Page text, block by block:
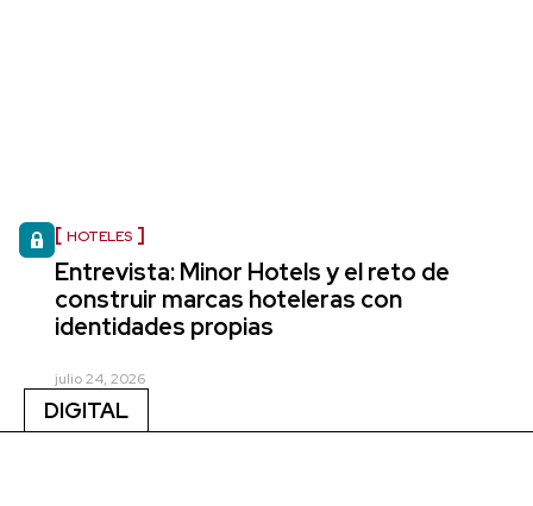
HOTELES
Entrevista: Minor Hotels y el reto de
construir marcas hoteleras con
identidades propias
julio 24, 2026
DIGITAL